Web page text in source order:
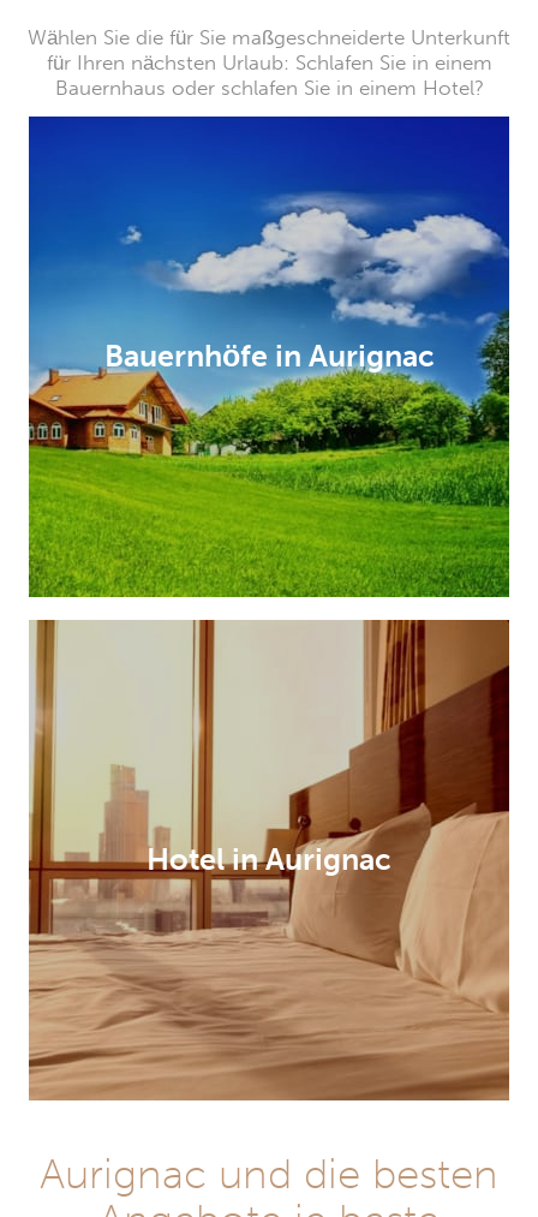
Wählen Sie die für Sie maßgeschneiderte Unterkunft
für Ihren nächsten Urlaub: Schlafen Sie in einem
Bauernhaus oder schlafen Sie in einem Hotel?
Bauernhöfe in Aurignac
Hotel in Aurignac
Aurignac und die besten